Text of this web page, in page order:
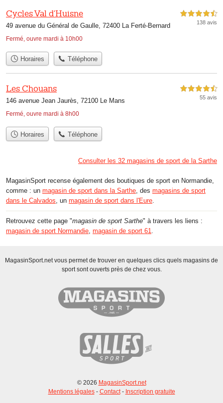
Cycles Val d'Huisne
49 avenue du Général de Gaulle, 72400 La Ferté-Bernard
Fermé, ouvre mardi à 10h00
4,5 étoiles sur 5
138 avis
Horaires Téléphone
Les Chouans
146 avenue Jean Jaurès, 72100 Le Mans
Fermé, ouvre mardi à 8h00
4,5 étoiles sur 5
55 avis
Horaires Téléphone
Consulter les 32 magasins de sport de la Sarthe
MagasinSport recense également des boutiques de sport en Normandie,
comme : un magasin de sport dans la Sarthe , des magasins de sport
dans le Calvados , un magasin de sport dans l'Eure
Retrouvez cette page "magasin de sport Sarthe" à travers les liens :
magasin de sport Normandie magasin de sport 61
MagasinSport.net vous permet de trouver en quelques clics quels magasins de
sport sont ouverts près de chez vous.
© 2026 MagasinSport.net
Mentions légales- Contact- Inscription gratuite